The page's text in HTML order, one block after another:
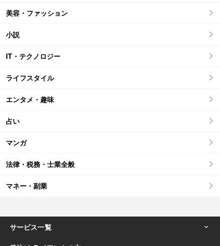
美容・ファッション
小説
IT・テクノロジー
ライフスタイル
エンタメ・趣味
占い
マンガ
法律・税務・士業全般
マネー・副業